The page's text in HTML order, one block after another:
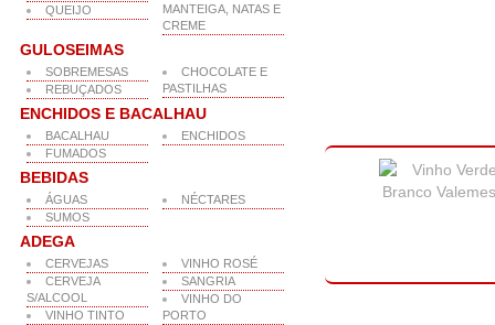
QUEIJO
MANTEIGA, NATAS E
CREME
GULOSEIMAS
SOBREMESAS
REBUÇADOS
CHOCOLATE E
PASTILHAS
ENCHIDOS E BACALHAU
BACALHAU
FUMADOS
ENCHIDOS
BEBIDAS
ÁGUAS
SUMOS
NÉCTARES
ADEGA
CERVEJAS
CERVEJA
S/ALCOOL
VINHO TINTO
VINHO ROSÉ
SANGRIA
VINHO DO
PORTO